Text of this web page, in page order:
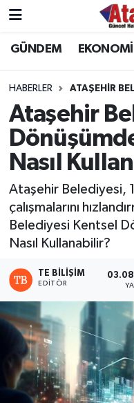
GÜNDEM EKONOMİ
HABERLER ATAŞEHİR
Ataşehir
Nasıl
Ataşehir Belediyesi,
çalışmalarını
Belediyesi Kentsel
Nasıl Kullanabilir?
TE BILIŞIM
EDITÖR
Hava Durumu
Trafik Durumu
Süper Lig Puan
Tüm Manşetler
Son Dakika
Haber Arşivi